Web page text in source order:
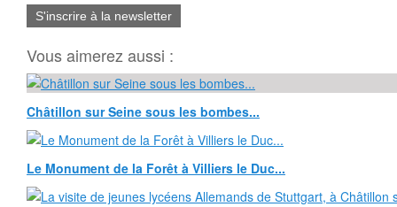
S'inscrire à la newsletter
Vous aimerez aussi :
Châtillon sur Seine sous les bombes...
Le Monument de la Forêt à Villiers le Duc...